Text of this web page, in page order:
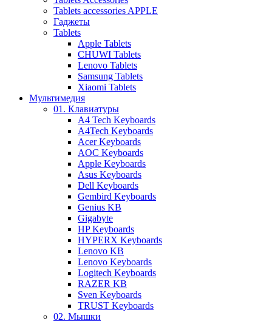
Tablets accessories APPLE
Гаджеты
Tablets
Apple Tablets
CHUWI Tablets
Lenovo Tablets
Samsung Tablets
Xiaomi Tablets
Мультимедия
01. Клавиатуры
A4 Tech Keyboards
A4Tech Keyboards
Acer Keyboards
AOC Keyboards
Apple Keyboards
Asus Keyboards
Dell Keyboards
Gembird Keyboards
Genius KB
Gigabyte
HP Keyboards
HYPERX Keyboards
Lenovo KB
Lenovo Keyboards
Logitech Keyboards
RAZER KB
Sven Keyboards
TRUST Keyboards
02. Мышки